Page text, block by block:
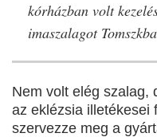
kórházban volt
imaszalagot
Nem volt elég szalag,
az eklézsia illetékesei
szervezze meg a